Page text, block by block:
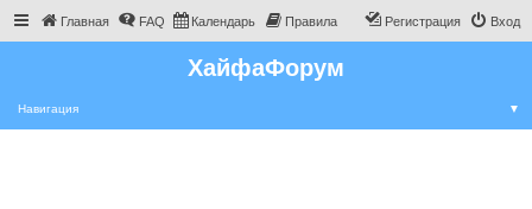
Главная FAQ Календарь Правила Вход
Регистрация
ХайфаФорум
Навигация ▼